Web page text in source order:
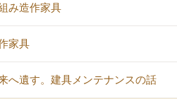
み造作家具
家具
へ遺す。建具メンテナンスの話